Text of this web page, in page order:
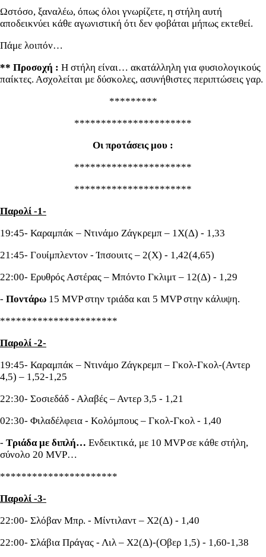
Ωστόσο, ξαναλέω, όπως όλοι γνωρίζετε, η στήλη αυτή
αποδεικνύει κάθε αγωνιστική ότι δεν φοβάται μήπως εκτεθεί.
Πάμε λοιπόν…
** Προσοχή : Η στήλη είναι… ακατάλληλη για φυσιολογικούς
παίκτες. Ασχολείται με δύσκολες, ασυνήθιστες περιπτώσεις γαρ.
*********
**********************
Οι προτάσεις μου :
**********************
**********************
Παρολί -1-
19:45- Καραμπάκ – Ντινάμο Ζάγκρεμπ – 1Χ(Δ) - 1,33
21:45- Γουίμπλεντον - Ίπσουιτς – 2(Χ) - 1,42(4,65)
22:00- Ερυθρός Αστέρας – Μπόντο Γκλιμτ – 12(Δ) - 1,29
- Ποντάρω 15 MVP στην τριάδα και 5 MVP στην κάλυψη.
**********************
Παρολί -2-
19:45- Καραμπάκ – Ντινάμο Ζάγκρεμπ – Γκολ-Γκολ-(Αντερ
4,5) – 1,52-1,25
22:30- Σοσιεδάδ - Αλαβές – Αντερ 3,5 - 1,21
02:30- Φιλαδέλφεια - Κολόμπους – Γκολ-Γκολ - 1,40
- Τριάδα με διπλή… Ενδεικτικά, με 10 MVP σε κάθε στήλη,
σύνολο 20 MVP…
**********************
Παρολί -3-
22:00- Σλόβαν Μπρ. - Μίντιλαντ – Χ2(Δ) - 1,40
22:00- Σλάβια Πράγας - Λιλ – Χ2(Δ)-(Οβερ 1,5) - 1,60-1,38